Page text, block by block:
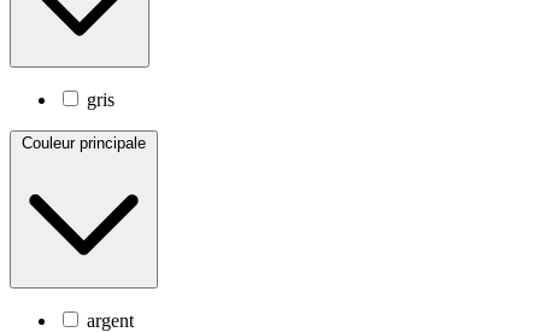
gris
Couleur principale
argent